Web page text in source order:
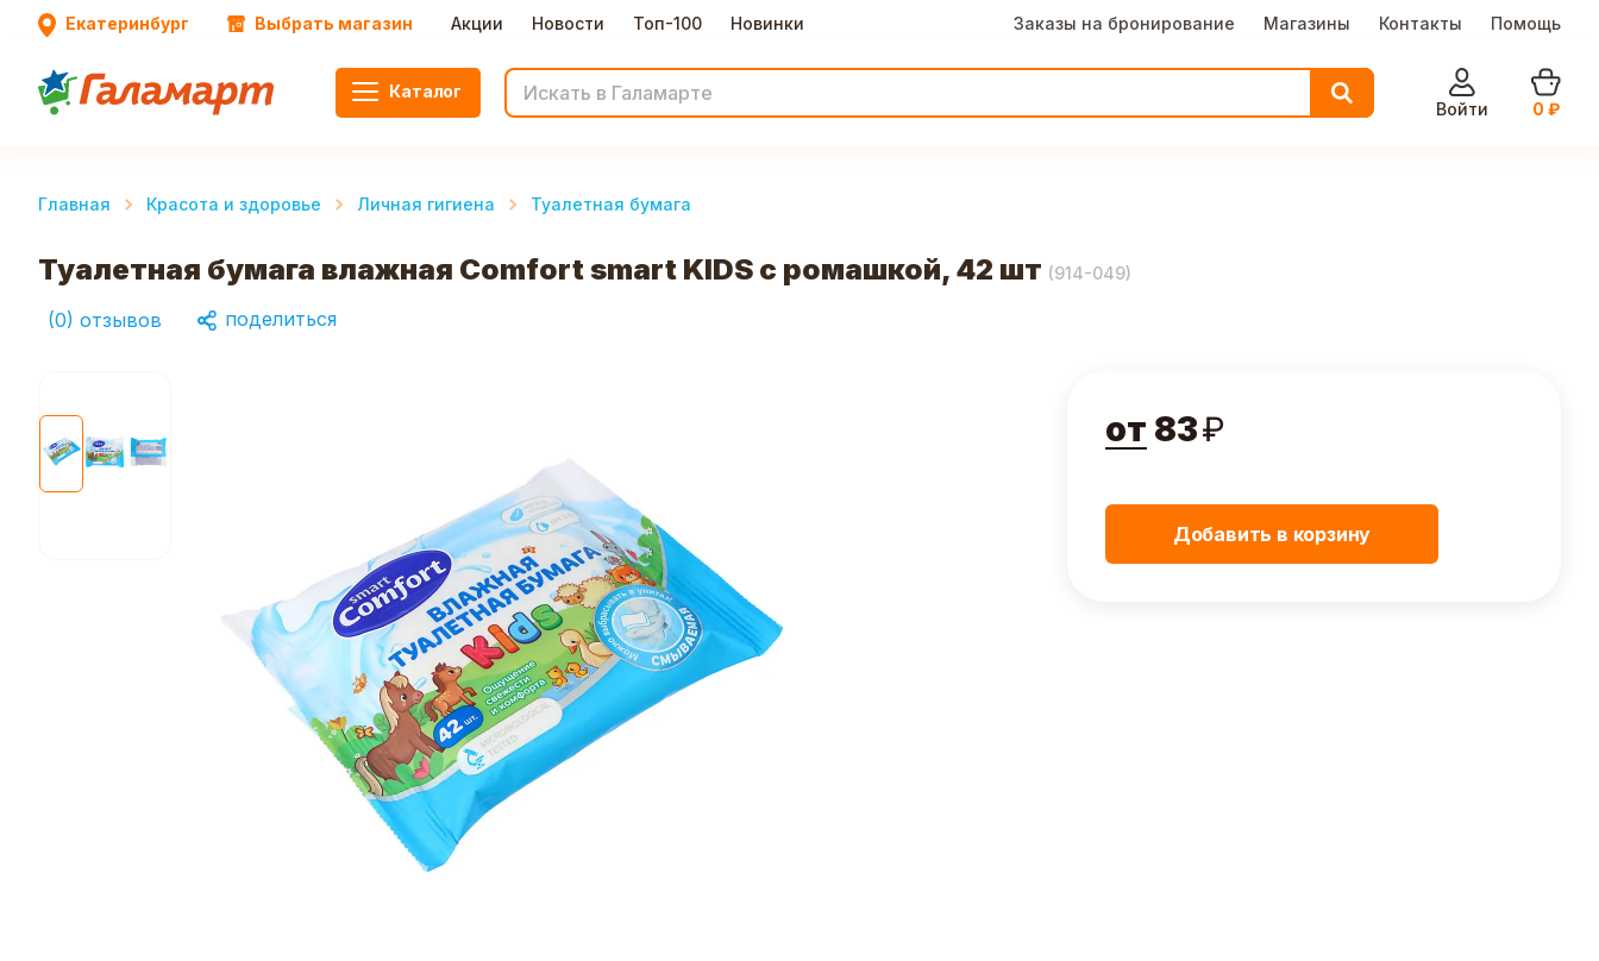
Екатеринбург Выбрать магазин Акции Новости Топ-100 Новинки Заказы на бронирование Магазины Контакты Помощь
Каталог
Войти
0 ₽
Главная Красота и здоровье Личная гигиена Туалетная бумага
Туалетная бумага влажная Comfort smart KIDS с ромашкой, 42 шт (914-049)
(0) отзывов поделиться
от 83₽
Добавить в корзину